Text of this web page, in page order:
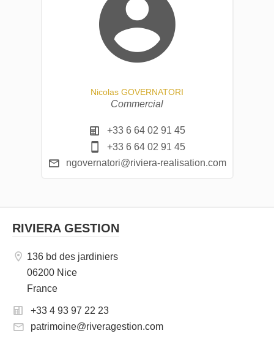
Nicolas GOVERNATORI
Commercial
+33 6 64 02 91 45
+33 6 64 02 91 45
ngovernatori@riviera-realisation.com
RIVIERA GESTION
136 bd des jardiniers
06200 Nice
France
+33 4 93 97 22 23
patrimoine@riveragestion.com